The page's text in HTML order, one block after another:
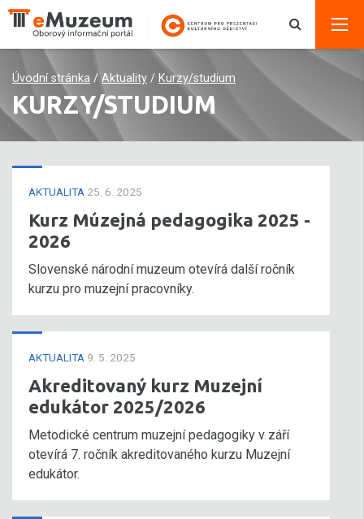
Úvodní stránka / Aktuality / Kurzy/studium
KURZY/STUDIUM
AKTUALITA 25. 6. 2025
Kurz Múzejná pedagogika 2025 -
2026
Slovenské národní muzeum otevírá další ročník
kurzu pro muzejní pracovníky.
AKTUALITA 9. 5. 2025
Akreditovaný kurz Muzejní
edukátor 2025/2026
Metodické centrum muzejní pedagogiky v září
otevírá 7. ročník akreditovaného kurzu Muzejní
edukátor.